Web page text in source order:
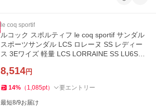
le coq sportif
ルコック スポルティフ le coq sportif サンダル
スポーツサンダル LCS ロレーヌ SS レディー
ス 3Eワイズ 軽量 LCS LORRAINE SS LU6SSN
8,514円
14% （ 1,085pt） 要エントリー
最短8/9お届け